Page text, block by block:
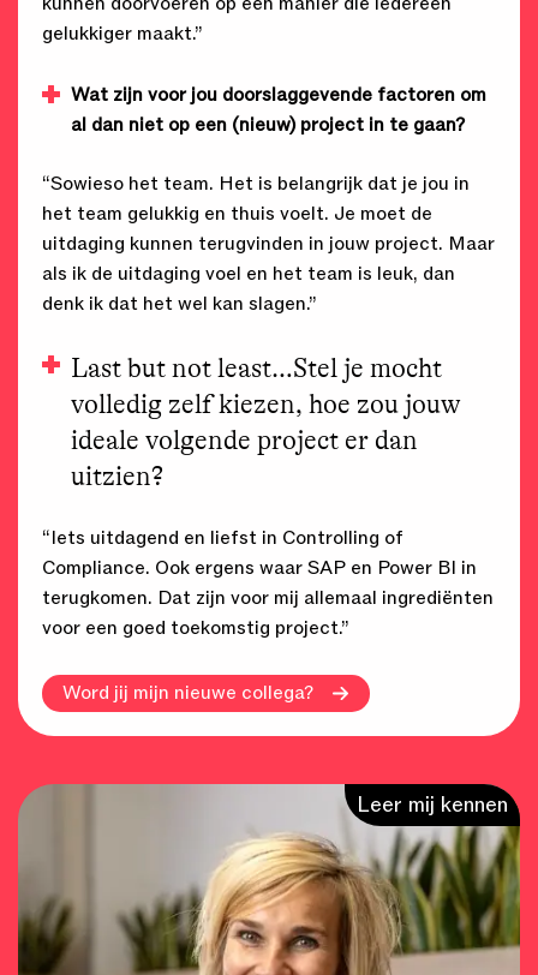
gelukkiger maakt.”
Wat zijn voor jou doorslaggevende factoren om
al dan niet op een (nieuw) project in te gaan?
“Sowieso het team. Het is belangrijk dat je jou in
het team gelukkig en thuis voelt. Je moet de
uitdaging kunnen terugvinden in jouw project. Maar
als ik de uitdaging voel en het team is leuk, dan
denk ik dat het wel kan slagen.”
Last but not least…Stel je mocht
volledig zelf kiezen, hoe zou jouw
ideale volgende project er dan
uitzien?
“Iets uitdagend en liefst in Controlling of
Compliance. Ook ergens waar SAP en Power BI in
terugkomen. Dat zijn voor mij allemaal ingrediënten
voor een goed toekomstig project.”
Word jij mijn nieuwe collega?
Leer mij kennen